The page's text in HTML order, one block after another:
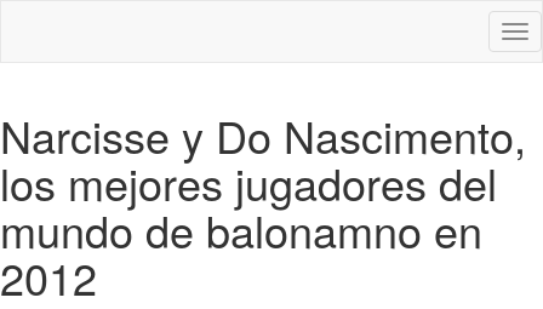
Narcisse y Do Nascimento,
los mejores jugadores del
mundo de balonamno en
2012